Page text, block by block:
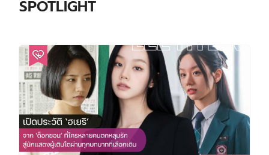
SPOTLIGHT